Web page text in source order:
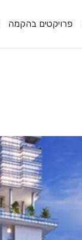
פרויקטים בהקמה